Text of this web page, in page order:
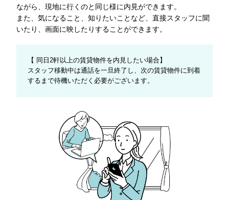
ながら、現地に行くのと同じ様に内見ができます。
また、気になること、知りたいことなど、直接スタッフに聞
いたり、画面に映したりすることができます。
【 同日2軒以上の賃貸物件を内見したい場合】
スタッフ移動中は通話を一旦終了し、次の賃貸物件に到着
するまで待機いただく必要がございます。